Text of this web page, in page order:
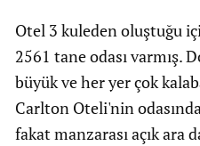
Otel 3 kuleden oluştuğu
2561 tane odası varmış.
büyük ve her yer çok
Carlton Oteli'nin
fakat manzarası açık ara